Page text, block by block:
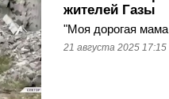
жителей Газы
"Моя дорогая
21 августа 2025 17:15